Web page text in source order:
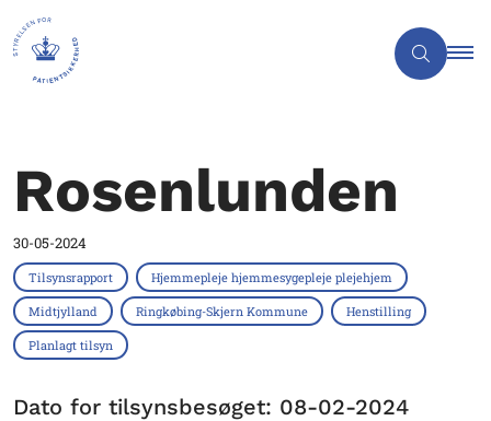
Rosenlunden
30-05-2024
Tilsynsrapport Hjemmepleje hjemmesygepleje plejehjem
Midtjylland Ringkøbing-Skjern Kommune Henstilling
Planlagt tilsyn
Dato for tilsynsbesøget: 08-02-2024